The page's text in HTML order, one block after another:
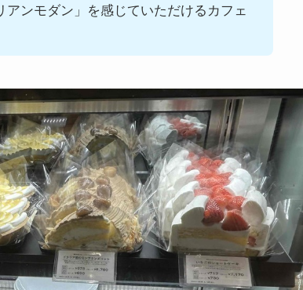
アンモダン」を感じていただけるカフェ